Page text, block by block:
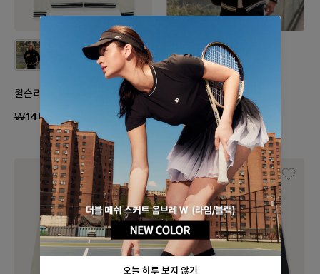
윌슨리그 와플 트랙 자켓
₩140,000
윌슨리그 와플 트랙 자켓
₩140,000